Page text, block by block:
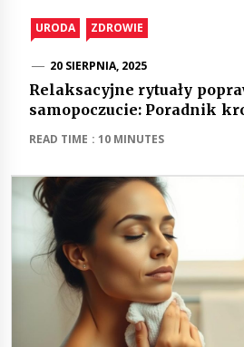
URODA ZDROWIE
20 SIERPNIA, 2025
Relaksacyjne rytuały
samopoczucie: Poradnik
READ TIME : 10 MINUTES